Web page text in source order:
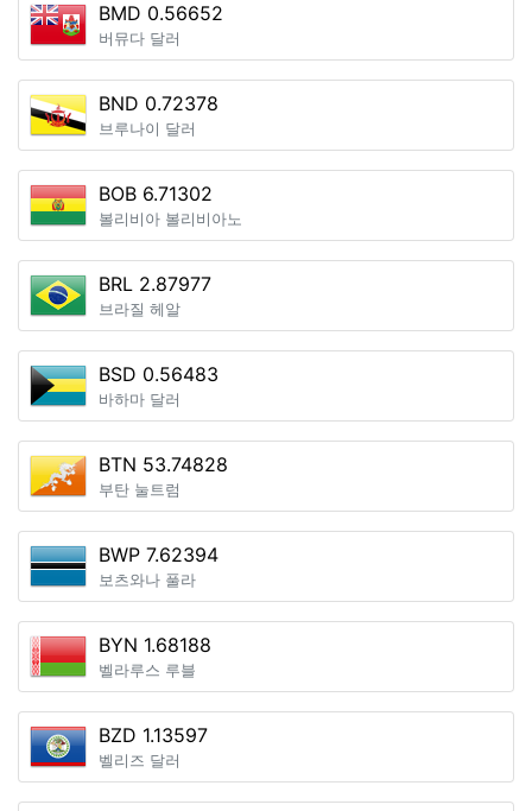
BMD 0.56652
버뮤다 달러
BND 0.72378
브루나이 달러
BOB 6.71302
볼리비아 볼리비아노
BRL 2.87977
브라질 헤알
BSD 0.56483
바하마 달러
BTN 53.74828
부탄 눌트럼
BWP 7.62394
보츠와나 풀라
BYN 1.68188
벨라루스 루블
BZD 1.13597
벨리즈 달러